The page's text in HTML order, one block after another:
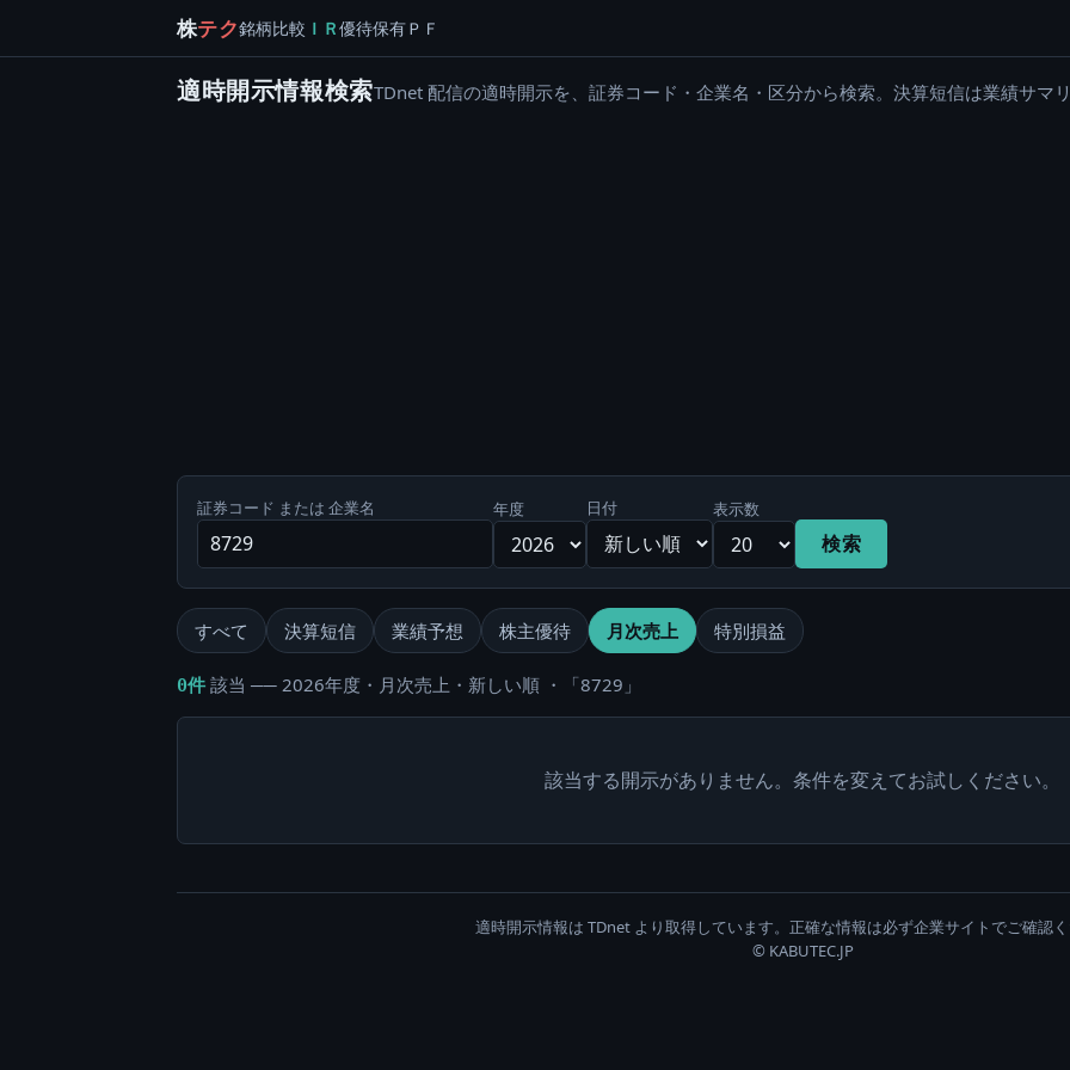
株テク銘柄比較 ＩＲ優待保有ＰＦ
適時開示情報検索TDnet 配信の適時開示を、証券コード・企業名・区分から検索。決算短信は業績サマ
証券コード または 企業名 年度 日付 表示数
検索
すべて 決算短信 業績予想 株主優待 月次売上 特別損益
0件 該当 ── 2026年度・月次売上・新しい順 ・「8729」
該当する開示がありません。条件を変えてお試しください。
適時開示情報は TDnet より取得しています。正確な情報は必ず企業サイトでご確認
© KABUTEC.JP